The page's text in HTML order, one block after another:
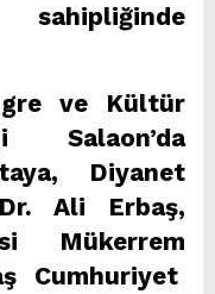
ve Kültür
Salaon’da
Diyanet
Ali Erbaş,
Mükerrem
Cumhuriyet